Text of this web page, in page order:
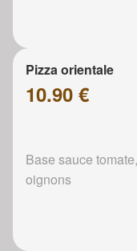
Pizza orientale
10.90 €
Base sauce
oignons